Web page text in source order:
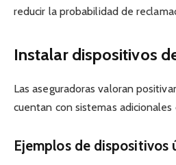
reducir la probabilidad de
Instalar dispositivos
Las aseguradoras valoran
cuentan con sistemas
Ejemplos de dispositivos